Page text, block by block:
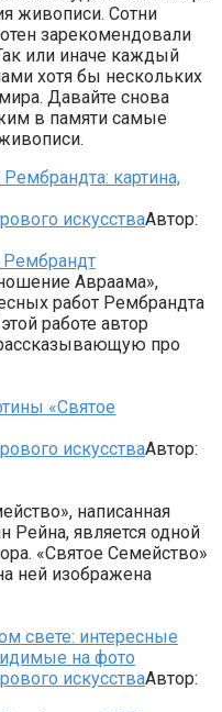
живописи. Сотни
зарекомендовали
или иначе каждый
хотя бы нескольких
Давайте снова
в памяти самые
картина,
искусстваАвтор:
Авраама»,
работ Рембрандта
работе автор
про
«Святое
искусстваАвтор:
написанная
Рейна, является одной
«Святое Семейство»
ней изображена
свете: интересные
на фото
искусстваАвтор: